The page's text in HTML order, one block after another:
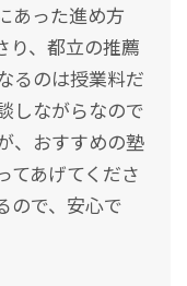
あった進め方
り、都立の推薦
るのは授業料だ
しながらなので
、おすすめの塾
てあげてくださ
ので、安心で